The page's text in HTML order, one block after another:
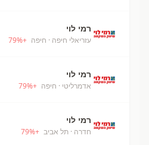
רמי לוי
עזריאלי חיפה · חיפה +
79%
רמי לוי
אדמרליטי · חיפה +
79%
רמי לוי
חדרה · תל אביב +
79%